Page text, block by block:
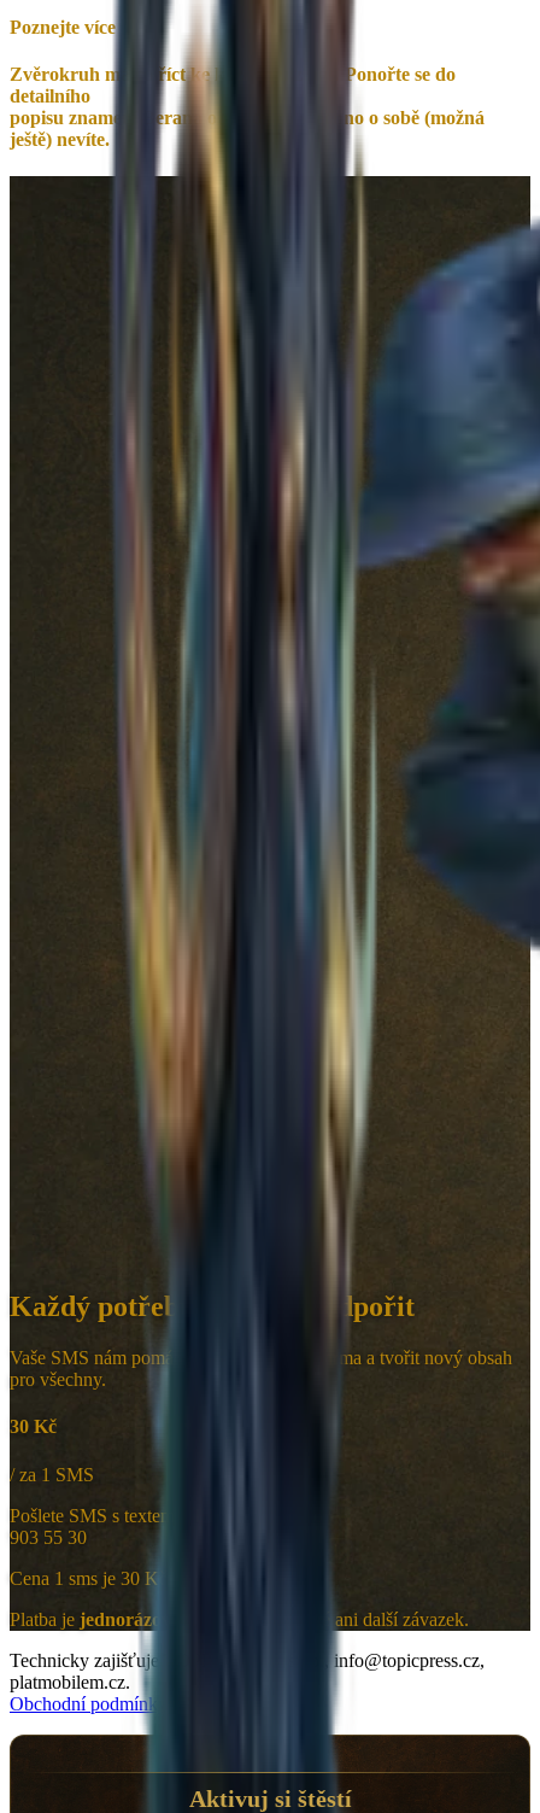
Poznejte více
Zvěrokruh má co říct ke každému z nás. Ponořte se do
detailního
popisu znamení
Beran
a objevte, co všechno o sobě (možná
ještě) nevíte.
Každý potřebuje někdy podpořit
Vaše SMS nám pomáhá udržet projekt zdarma a tvořit nový obsah
pro všechny.
30 Kč
/ za 1 SMS
Pošlete SMS s textem
903 55 30
Cena 1 sms je 30 Kč.
Platba je jednorázová
, nejde o předplatné ani další závazek.
Technicky zajišťuje TOPIC PRESS s.r.o., info@topicpress.cz,
platmobilem.cz.
Obchodní podmínky
Aktivuj si štěstí